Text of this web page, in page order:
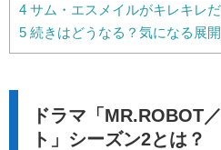
4 サム・エスメイルがキレキレだ
5 続きはどうなる？気になる展開
ドラマ「MR.ROBOT
ト」シーズン2とは？